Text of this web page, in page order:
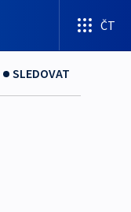
ČT
SLEDOVAT